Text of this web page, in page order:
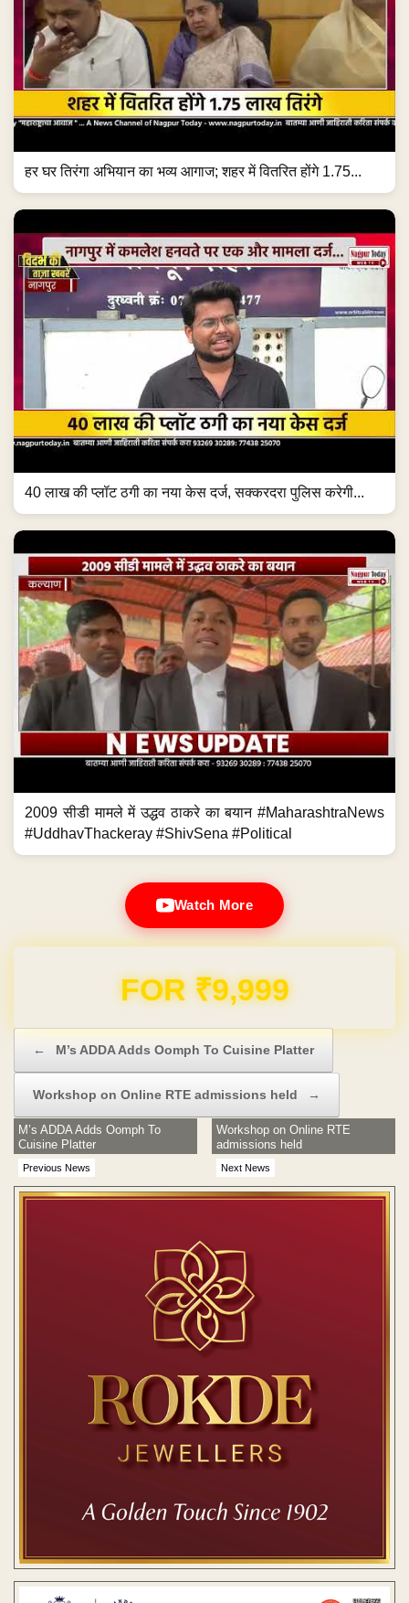
हर घर तिरंगा अभियान का भव्य आगाज; शहर में वितरित होंगे 1.75...
40 लाख की प्लॉट ठगी का नया केस दर्ज, सक्करदरा पुलिस करेगी...
2009 सीडी मामले में उद्धव ठाकरे का बयान #MaharashtraNews
#UddhavThackeray #ShivSena #Political
Watch More
FOR ₹9,999
← M’s ADDA Adds Oomph To Cuisine Platter
Workshop on Online RTE admissions held →
Previous News
M’s ADDA Adds Oomph To
Cuisine Platter
Next News
Workshop on Online RTE
admissions held